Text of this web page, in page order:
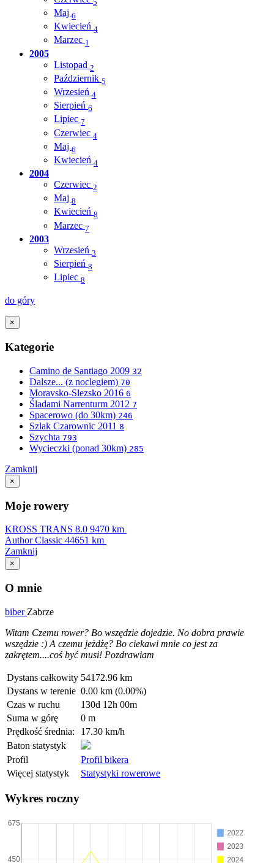
5
Maj 6
Kwiecień 4
Marzec 1
2005
Listopad 2
Październik 5
Wrzesień 4
Sierpień 6
Lipiec 7
Czerwiec 4
Maj 6
Kwiecień 4
2004
Czerwiec 2
Maj 8
Kwiecień 8
Marzec 7
2003
Wrzesień 3
Sierpień 8
Lipiec 8
do góry
×
Kategorie
Camino de Santiago 2009 32
Dalsze... (z noclegiem) 70
Moravsko-Slezsko 2016 6
Śladami Narrenturm 2012 7
Spacerowo (do 30km) 246
Szlak Czarownic 2011 8
Szychta 793
Wycieczki (ponad 30km) 285
Zamknij
×
Moje rowery
KROSS TRANS 8.0 9470 km
Author Classic 44651 km
Zamknij
×
O mnie
biber Zabrze
Witam Czemu rower? Bo wszędzie dojedzie. No dobra prawie
wszędzie :) A czemu jeżdżę? Bo ciekawi mnie co jest za
zakrętem....coś być musi! Pozdrawiam
Dystans całkowity 54172.96 km
Dystans w terenie 0.00 km (0.00%)
Czas w ruchu
130d 12h 00m
Suma w górę
0 m
Prędkość średnia:
17.30 km/h
Baton statystyk
Profil
Profil bikera
Więcej statystyk
Statystyki rowerowe
Wykres roczny